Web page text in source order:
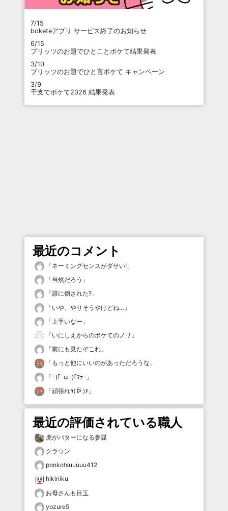
7/15
boketeアプリ サービス終了のお知らせ
6/15
プリッツのお題でひとことボケて結果発表
3/10
プリッツのお題でひと言ボケて キャンペーン
3/9
干支でボケて2026 結果発表
最近のコメント
「ネーミングセンスがダサい! 」
「当然だろう 」
「誰に倒された? 」
「いや、やりそうやけどね… 」
「 上手いなー 」
「いにしえからのボケてのノリ 」
「前にも見たぞこれ 」
「 もっと他にいいのがあっただろうな 」
「≡(｢･ω･)｢ﾏﾃｰ 」
「
頑張れ٩( ᐖ )۶ 」
最近の評価されている職人
虎がバターになる参謀
クラウン
ponkotsuuuuu412
hikiniku
お母さんも目玉
yozure5